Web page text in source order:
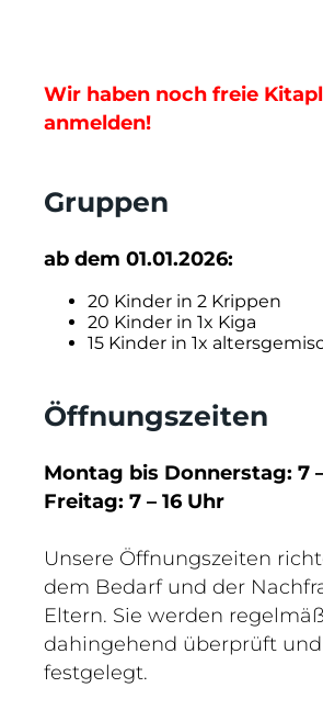
Wir haben noch freie
anmelden!
Gruppen
ab dem 01.01.2026:
20 Kinder in 2 Krippen
20 Kinder in 1x Kiga
15 Kinder in 1x
Öffnungszeiten
Montag bis Donnerstag: 7
Freitag: 7 – 16 Uhr
Unsere Öffnungszeiten
dem Bedarf und der
Eltern. Sie werden
dahingehend überprüft
festgelegt.